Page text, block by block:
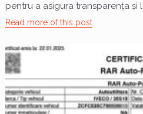
pentru a asigura transparența și
Read more of this post